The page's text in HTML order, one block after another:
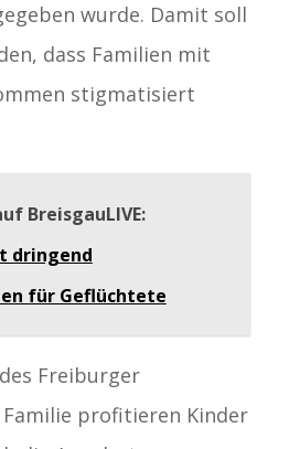
wurde. Damit soll
dass Familien mit
stigmatisiert
BreisgauLIVE:
dringend
für Geflüchtete
Freiburger
profitieren Kinder